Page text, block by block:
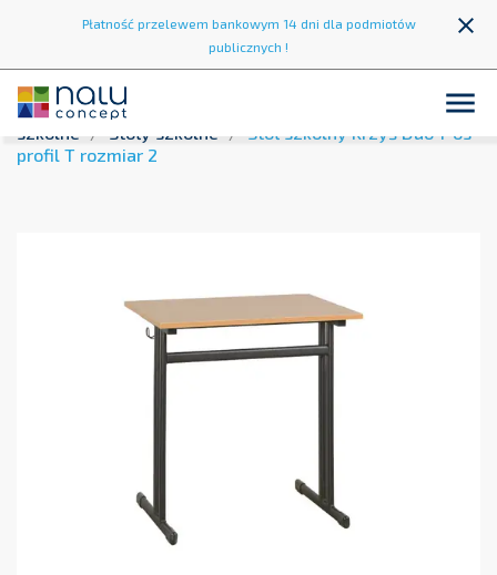
Płatność przelewem bankowym 14 dni dla podmiotów
publicznych !
close

Strona główna
Krzesła i stoły
szkolne
Stoły szkolne
Stół szkolny Krzyś Duo 1-os
profil T rozmiar 2